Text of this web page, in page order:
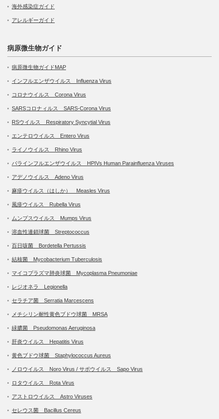
海外感染症ガイド
アレルギーガイド
病原微生物ガイド
病原微生物ガイドMAP
インフルエンザウイルス Influenza Virus
コロナウイルス Corona Virus
SARSコロナィルス SARS-Corona Virus
RSウイルス Respiratory Syncytial Virus
エンテロウイルス Entero Virus
ライノウイルス Rhino Virus
パラインフルエンザウイルス HPIVs Human Parainfluenza Viruses
アデノウイルス Adeno Virus
麻疹ウイルス（はしか） Measles Virus
風疹ウイルス Rubella Virus
ムンプスウイルス Mumps Virus
溶血性連鎖球菌 Streptococcus
百日咳菌 Bordetella Pertussis
結核菌 Mycobacterium Tuberculosis
マイコプラズマ肺炎球菌 Mycoplasma Pneumoniae
レジオネラ Legionella
セラチア菌 Serratia Marcescens
メチシリン耐性黄色ブドウ球菌 MRSA
緑膿菌 Pseudomonas Aeruginosa
肝炎ウイルス Hepatitis Virus
黄色ブドウ球菌 Staphylococcus Aureus
ノロウイルス Noro Virus / サポウイルス Sapo Virus
ロタウイルス Rota Virus
アストロウイルス Astro Viruses
セレウス菌 Bacillus Cereus